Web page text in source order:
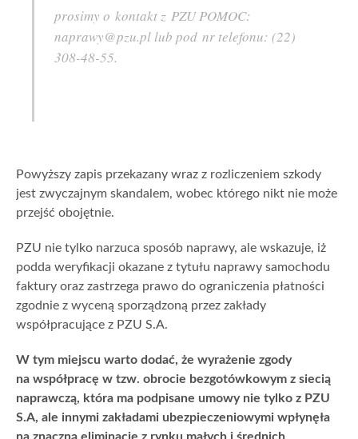
prosimy o kontakt z PZU POMOC:
naprawy@pzu.pl lub pod nr telefonu: (22)
308-48-55.
Powyższy zapis przekazany wraz z rozliczeniem szkody
jest zwyczajnym skandalem, wobec którego nikt nie może
przejść obojętnie.
PZU nie tylko narzuca sposób naprawy, ale wskazuje, iż
podda weryfikacji okazane z tytułu naprawy samochodu
faktury oraz zastrzega prawo do ograniczenia płatności
zgodnie z wyceną sporządzoną przez zakłady
współpracujące z PZU S.A.
W tym miejscu warto dodać, że wyrażenie zgody
na współpracę w tzw. obrocie bezgotówkowym z siecią
naprawczą, która ma podpisane umowy nie tylko z PZU
S.A, ale innymi zakładami ubezpieczeniowymi wpłynęła